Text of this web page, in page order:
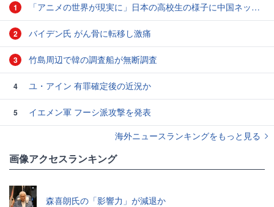
1 「アニメの世界が現実に」日本の高校生の様子に中国ネット「青春」「うらやましい」
2 バイデン氏 がん骨に転移し激痛
3 竹島周辺で韓の調査船が無断調査
4 ユ・アイン 有罪確定後の近況か
5
イエメン軍 フーシ派攻撃を発表
海外ニュースランキングをもっと見る
画像アクセスランキング
森喜朗氏の「影響力」が減退か